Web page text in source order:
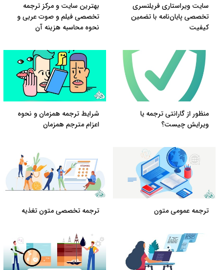
سایت ویراستاری فریلنسری
تخصصی پایان‌نامه با تضمین
کیفیت
بهترین سایت و مرکز ترجمه
تخصصی فیلم و صوت عربی و
نحوه محاسبه هزینه آن
منظور از گارانتی ترجمه یا
ویرایش چیست؟
شرایط ترجمه همزمان و نحوه
اعزام مترجم همزمان
ترجمه عمومی متون ترجمه تخصصی متون تغذیه